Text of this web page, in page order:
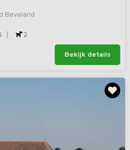
Beveland
2
Bekijk details